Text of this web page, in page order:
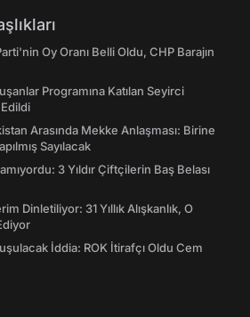
Oy Oranı Belli Oldu, CHP Barajın
Programına Katılan Seyirci
Edildi
Arasında Mekke Anlaşması: Birine
Sayılacak
3 Yıldır Çiftçilerin Baş Belası
Dinletiliyor: 31 Yıllık Alışkanlık, O
İddia: ROK İtirafçı Oldu Cem